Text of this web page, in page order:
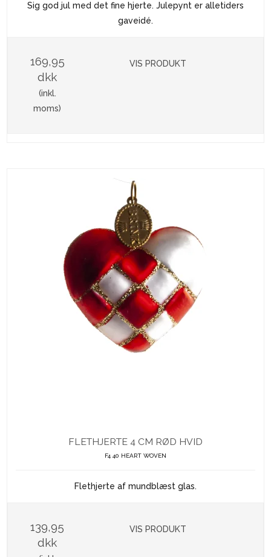
Sig god jul med det fine hjerte. Julepynt er alletiders
gaveidé.
169,95
dkk
(inkl.
moms)
VIS PRODUKT
FLETHJERTE 4 CM RØD HVID
F4 40 HEART WOVEN
Flethjerte af mundblæst glas.
139,95
dkk
VIS PRODUKT